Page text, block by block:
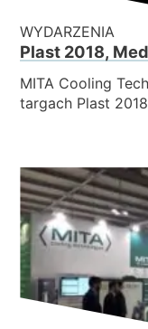
WYDARZENIA
Plast 2018,
MITA Cooling
targach Plast